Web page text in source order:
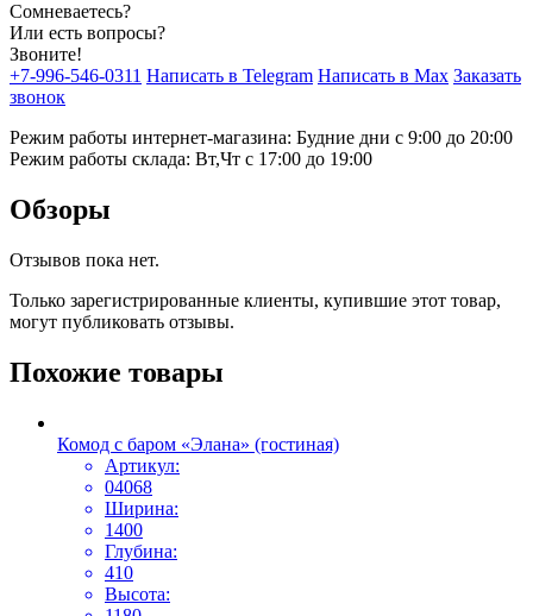
Сомневаетесь?
Или есть вопросы?
Звоните!
+7-996-546-0311 Написать в Telegram Написать в Max Заказать
звонок
Режим работы интернет-магазина: Будние дни с 9:00 до 20:00
Режим работы склада: Вт,Чт с 17:00 до 19:00
Обзоры
Отзывов пока нет.
Только зарегистрированные клиенты, купившие этот товар,
могут публиковать отзывы.
Похожие товары
Комод с баром «Элана» (гостиная)
Артикул:
04068
Ширина:
1400
Глубина:
410
Высота: